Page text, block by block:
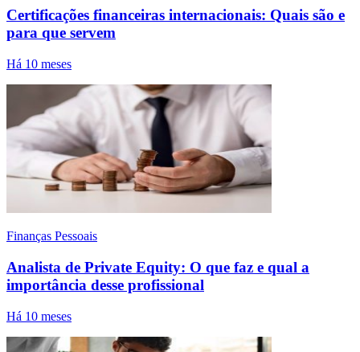
Certificações financeiras internacionais: Quais são e
para que servem
Há 10 meses
Finanças Pessoais
Analista de Private Equity: O que faz e qual a
importância desse profissional
Há 10 meses